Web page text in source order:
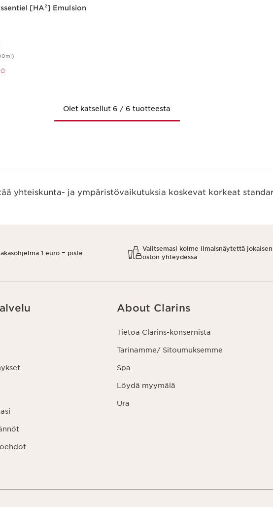
[HA²] Emulsion
Olet katsellut 6 / 6 tuotteesta
yhteiskunta- ja ympäristövaikutuksia koskevat korkeat
1 euro = piste
Valitsemasi kolme ilmaisnäytettä jokaisen
oston yhteydessä
About Clarins
Tietoa Clarins-konsernista
Tarinamme/ Sitoumuksemme
Spa
Löydä myymälä
Ura